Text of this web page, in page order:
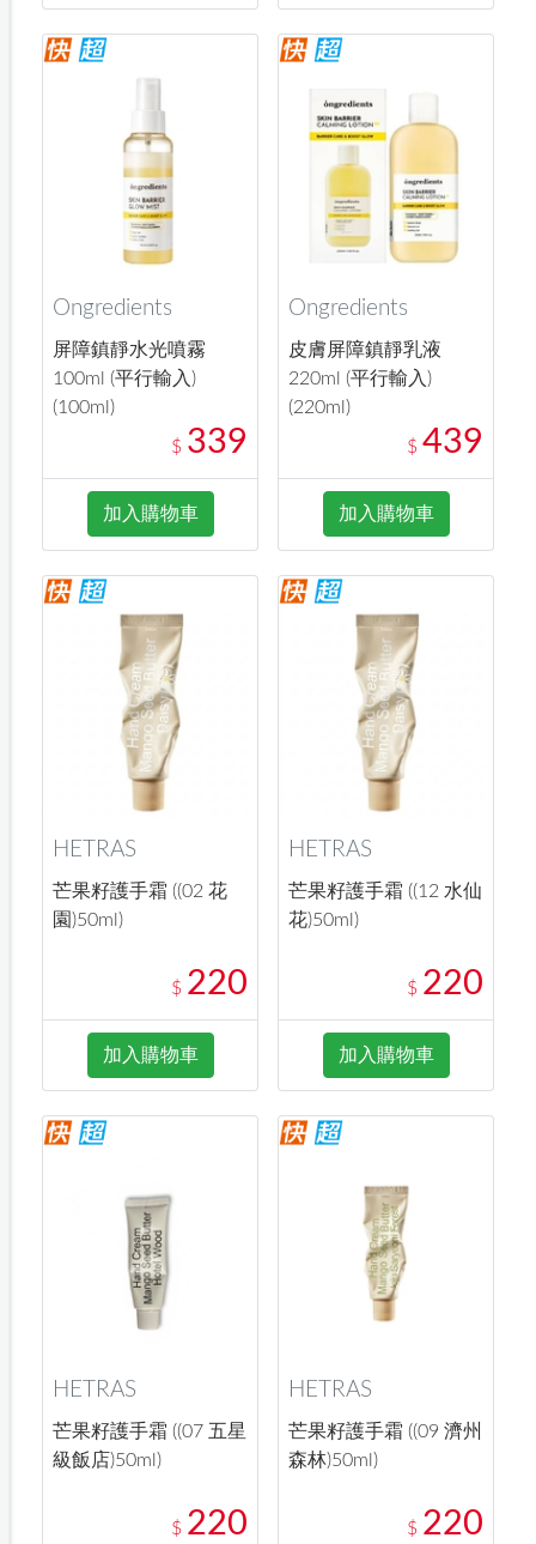
Ongredients
屏障鎮靜水光噴霧
100ml (平行輸入)
(100ml)
$ 339
加入購物車
Ongredients
皮膚屏障鎮靜乳液
220ml (平行輸入)
(220ml)
$ 439
加入購物車
HETRAS
芒果籽護手霜 ((02 花
園)50ml)
$ 220
加入購物車
HETRAS
芒果籽護手霜 ((12 水仙
花)50ml)
$ 220
加入購物車
HETRAS
芒果籽護手霜 ((07 五星
級飯店)50ml)
$ 220
HETRAS
芒果籽護手霜 ((09 濟州
森林)50ml)
$ 220